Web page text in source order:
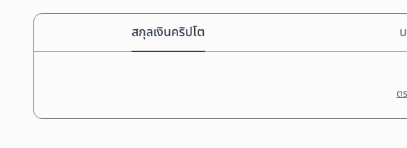
สกุลเงินคริปโต
ต